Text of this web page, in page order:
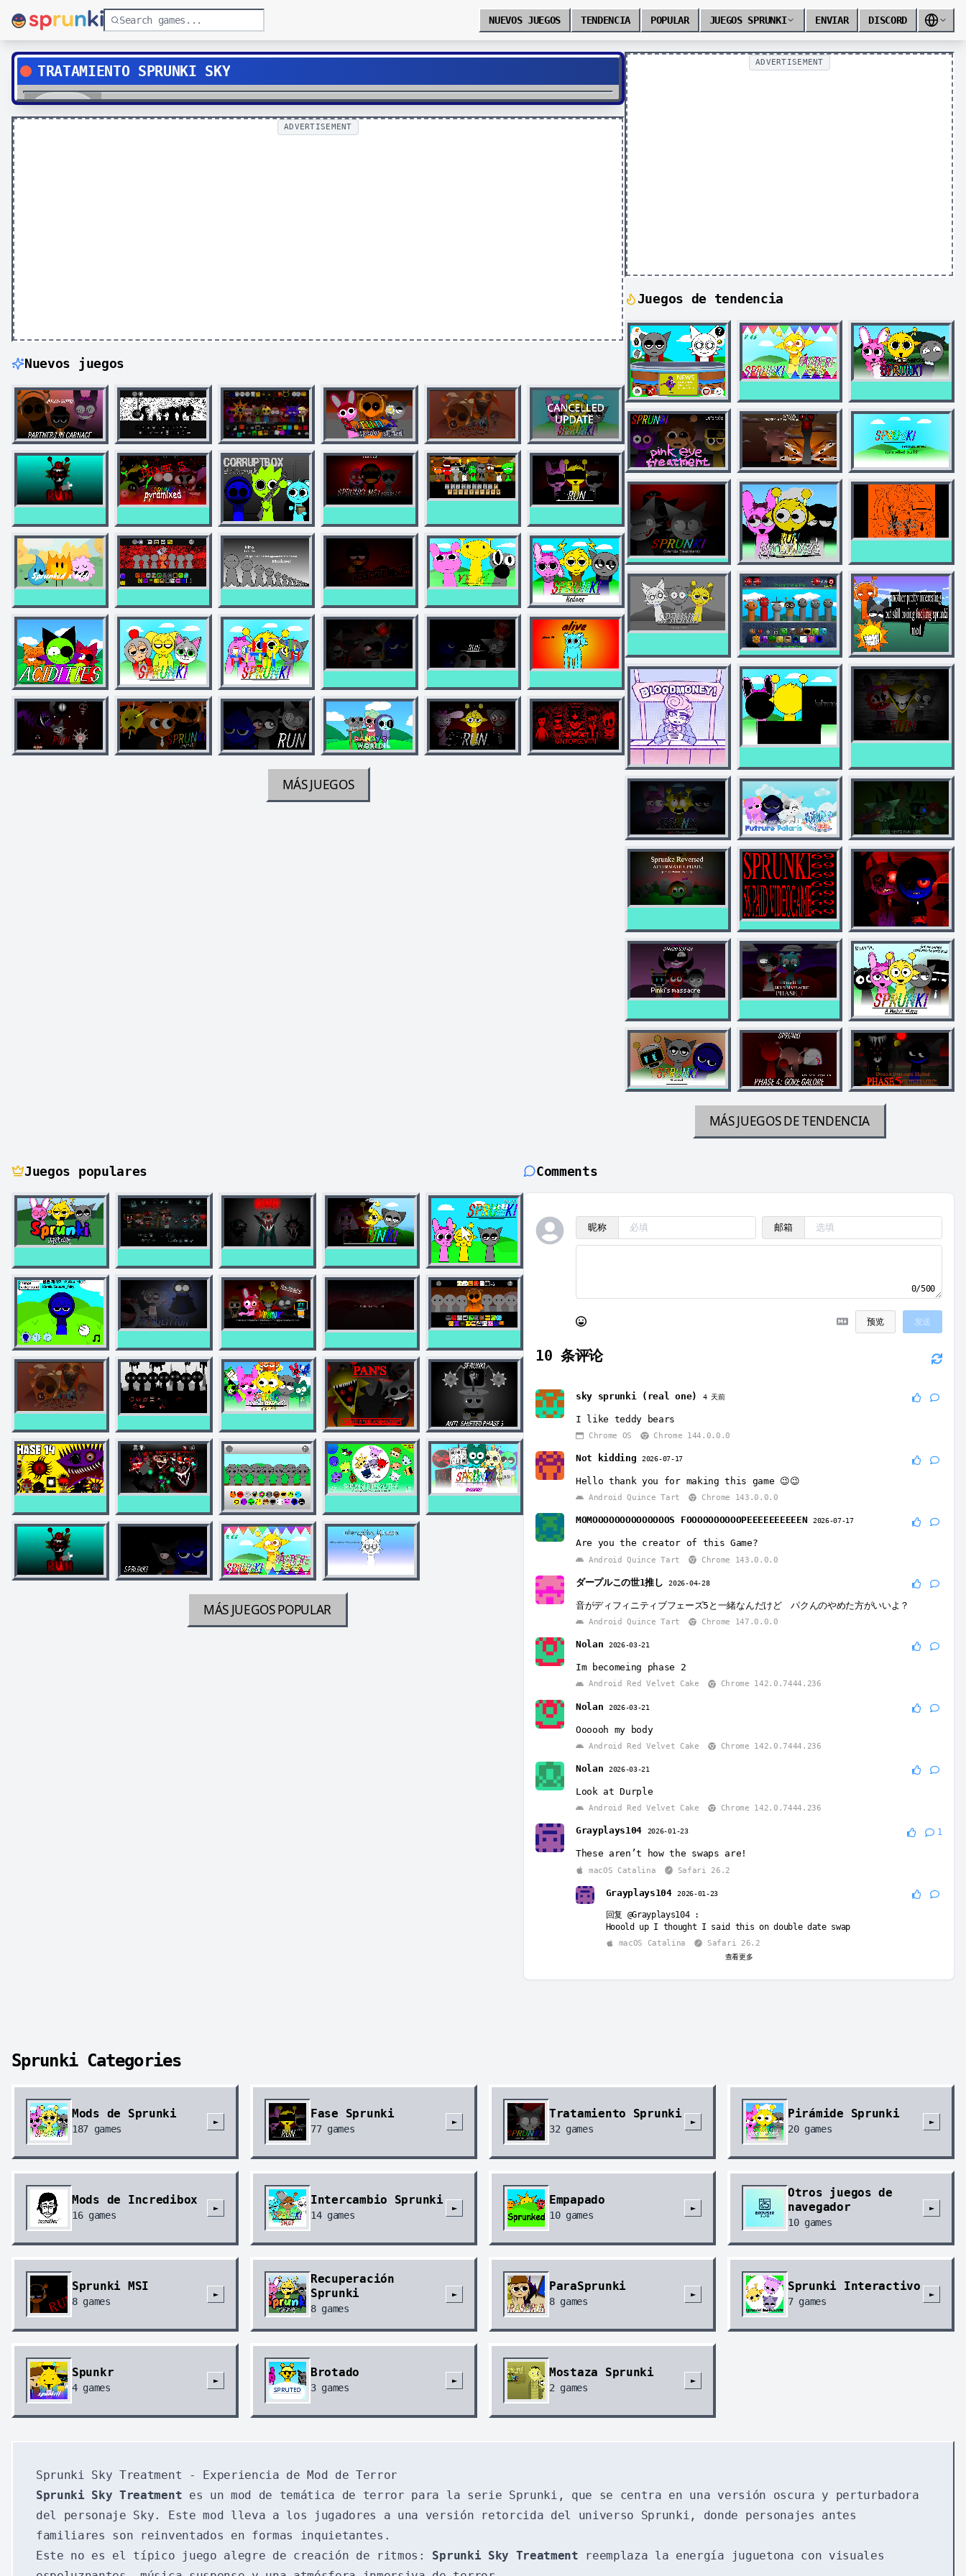
NUEVOS JUEGOS TENDENCIA POPULAR JUEGOS SPRUNKI ENVIAR DISCORD
TRATAMIENTO SPRUNKI SKY
Play ADVERTISEMENT
Nuevos juegos
MÁS JUEGOS
ADVERTISEMENT
Juegos de tendencia
MÁS JUEGOS DE TENDENCIA
Juegos populares
MÁS JUEGOSPOPULAR
Comments
昵称 邮箱
0/500
预览 发送
10 条评论
sky sprunki (real one) 4 天前
I like teddy bears
Chrome OS Chrome 144.0.0.0
Not kidding 2026-07-17
Hello thank you for making this game 😉😉
Android Quince Tart Chrome 143.0.0.0
MOMOOOOOOOOOOOOOOS FOOOOOOOOOOPEEEEEEEEEEN 2026-07-17
Are you the creator of this Game?
Android Quince Tart Chrome 143.0.0.0
ダープルこの世1推し 2026-04-28
音がディフィニティブフェーズ5と一緒なんだけど パクんのやめた方がいいよ？
Android Quince Tart Chrome 147.0.0.0
Nolan 2026-03-21
Im becomeing phase 2
Android Red Velvet Cake Chrome 142.0.7444.236
Nolan 2026-03-21
Oooooh my body
Android Red Velvet Cake Chrome 142.0.7444.236
Nolan 2026-03-21
Look at Durple
Android Red Velvet Cake Chrome 142.0.7444.236
Grayplays104 2026-01-23 1
These aren’t how the swaps are!
macOS Catalina Safari 26.2
Grayplays104 2026-01-23
回复 @Grayplays104:
Hooold up I thought I said this on double date swap
macOS Catalina
Safari 26.2
查看更多
Sprunki Categories
Mods de Sprunki
187 games
►
Fase Sprunki
77games
►
Tratamiento Sprunki
32 games
►
Pirámide Sprunki
20games
►
Mods de Incredibox
16games
►
Intercambio Sprunki
14games
►
Empapado
10games
►
Otros juegos de
navegador
10games
►
Sprunki MSI
8games
►
Recuperación
Sprunki
8games
►
ParaSprunki
8games
►
Sprunki Interactivo
7games
►
Spunkr
4games
►
Brotado
3games
►
Mostaza Sprunki
2 games
►
Sprunki Sky Treatment - Experiencia de Mod de Terror
Sprunki Sky Treatment es un mod de temática de terror para la serie Sprunki, que se centra en una versión oscura y perturbadora
del personaje Sky. Este mod lleva a los jugadores a una versión retorcida del universo Sprunki, donde personajes antes
familiares son reinventados en formas inquietantes.
Este no es el típico juego alegre de creación de ritmos: Sprunki Sky Treatment reemplaza la energía juguetona con visuales